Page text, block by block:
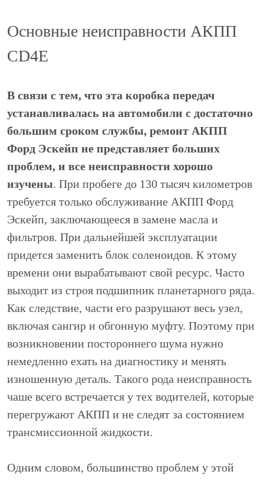
Основные неисправности АКПП
CD4E
В связи с тем, что эта коробка передач
устанавливалась на автомобили с достаточно
большим сроком службы, ремонт АКПП
Форд Эскейп не представляет больших
проблем, и все неисправности хорошо
изучены. При пробеге до 130 тысяч километров
требуется только обслуживание АКПП Форд
Эскейп, заключающееся в замене масла и
фильтров. При дальнейшей эксплуатации
придется заменить блок соленоидов. К этому
времени они вырабатывают свой ресурс. Часто
выходит из строя подшипник планетарного ряда.
Как следствие, части его разрушают весь узел,
включая сангир и обгонную муфту. Поэтому при
возникновении постороннего шума нужно
немедленно ехать на диагностику и менять
изношенную деталь. Такого рода неисправность
чаше всего встречается у тех водителей, которые
перегружают АКПП и не следят за состоянием
трансмиссионной жидкости.
Одним словом, большинство проблем у этой